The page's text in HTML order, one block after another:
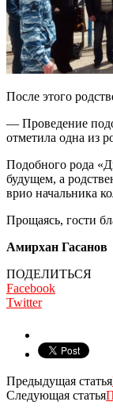
После этого
— Проведение
отметила одна из
Подобного рода
будущем, а
врио начальника
Прощаясь, гости
Амирхан Гасанов
ПОДЕЛИТЬСЯ
Facebook
Twitter
Предыдущая статья
Следующая статья